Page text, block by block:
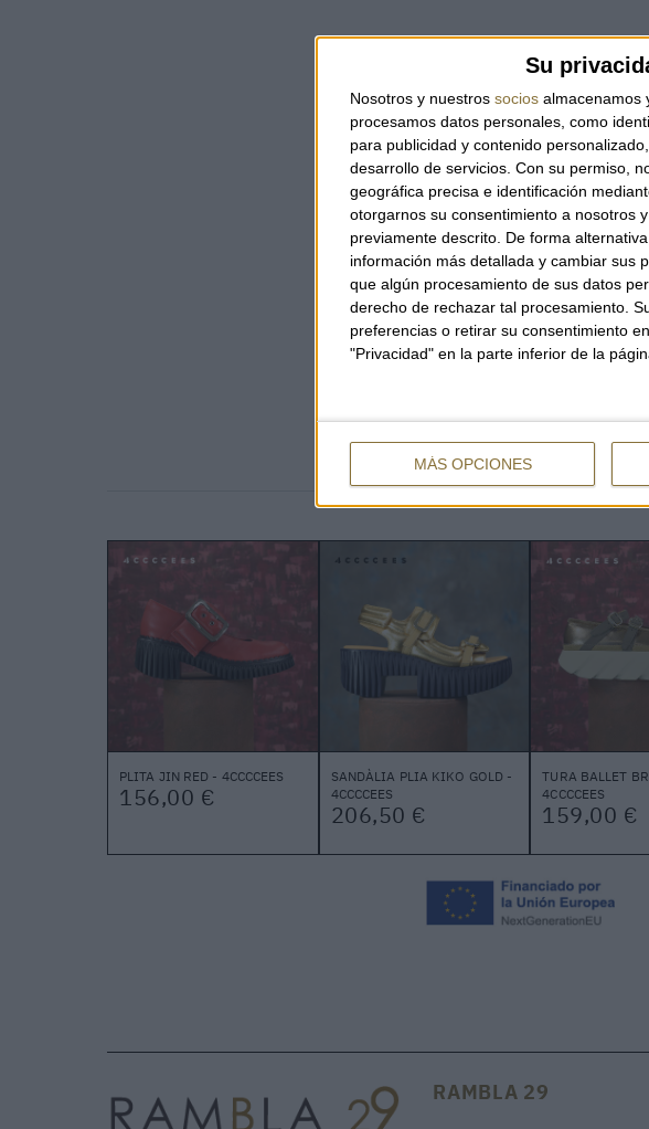
Su
Nosotros y nuestros socios almacenamos
procesamos datos personales, como
para publicidad y contenido
desarrollo de servicios. Con su permiso,
geográfica precisa e identificación
otorgarnos su consentimiento a nosotros
previamente descrito. De forma
información más detallada y cambiar sus
que algún procesamiento de sus datos
derecho de rechazar tal procesamiento.
preferencias o retirar su consentimiento
"Privacidad" en la parte inferior de la
MÁS OPCIONES
PLITA JIN RED - 4CCCCEES
156,00 €
SANDÀLIA PLIA KIKO GOLD -
4CCCCEES
206,50 €
TURA BALLET
4CCCCEES
159,00 €
RAMBLA 29